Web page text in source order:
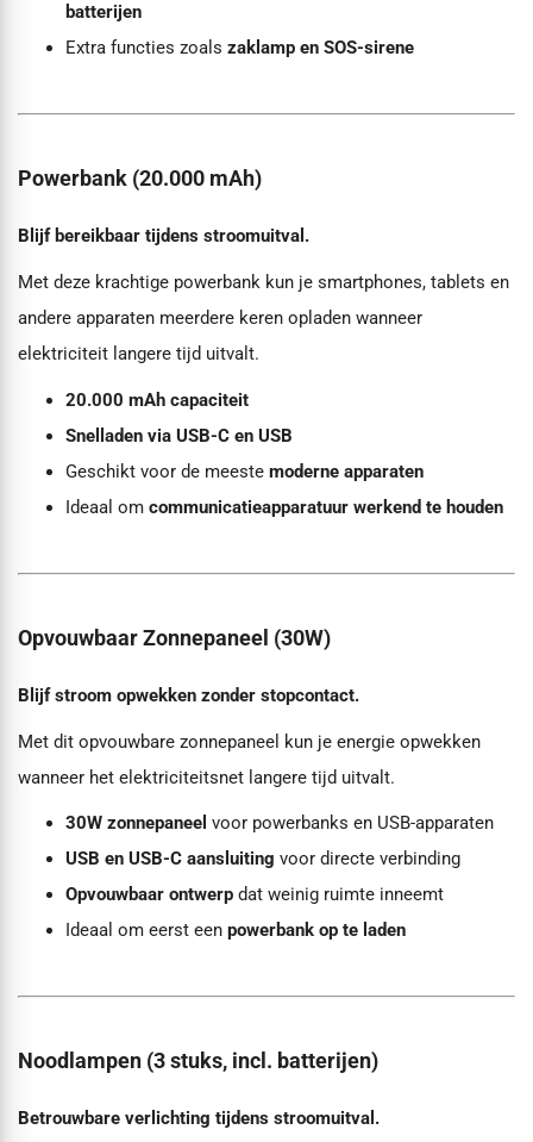
batterijen
Extra functies zoals zaklamp en SOS-sirene
Powerbank (20.000 mAh)
Blijf bereikbaar tijdens stroomuitval.
Met deze krachtige powerbank kun je smartphones, tablets en
andere apparaten meerdere keren opladen wanneer
elektriciteit langere tijd uitvalt.
20.000 mAh capaciteit
Snelladen via USB-C en USB
Geschikt voor de meeste moderne apparaten
Ideaal om communicatieapparatuur werkend te houden
Opvouwbaar Zonnepaneel (30W)
Blijf stroom opwekken zonder stopcontact.
Met dit opvouwbare zonnepaneel kun je energie opwekken
wanneer het elektriciteitsnet langere tijd uitvalt.
30W zonnepaneel voor powerbanks en USB-apparaten
USB en USB-C aansluiting voor directe verbinding
Opvouwbaar ontwerp dat weinig ruimte inneemt
Ideaal om eerst een powerbank op te laden
Noodlampen (3 stuks, incl. batterijen)
Betrouwbare verlichting tijdens stroomuitval.